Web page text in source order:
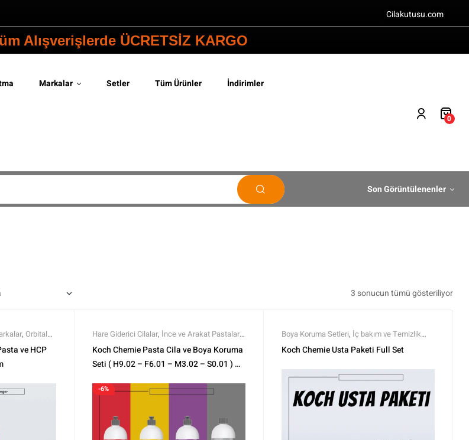
Cilakutusu.com
Alışverişlerde ÜCRETSİZ KARGO
Markalar Setler Tüm Ürünler İndirimler
0
Son Görüntülenenler
3 sonucun tümü gösteriliyor
, Orbital
,Polisaj,
ve HCP
Hare Giderici Cilalar, İnce ve Arakat Pastalar,
Kalın Pasta,Koch Chemie, Markalar,Polisaj,
Polisaj Setleri
Polisaj ve Parlatma ,Setler
Koch Chemie Pasta Cila ve Boya Koruma
Seti ( H9.02 – F6.01 – M3.02 – S0.01 ) 1
-6%
Boya Koruma Setleri, İç bakım ve Temizlik
Setleri,Koch Chemie ,Markalar,Polisaj Setleri
Koch Chemie Usta Paketi Full Set